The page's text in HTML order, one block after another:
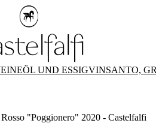
ÖL UND ESSIGVINSANTO,
"Poggionero" 2020 - Castelfalfi